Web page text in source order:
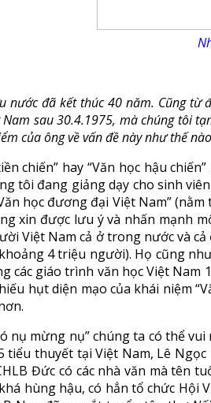
nước đã kết thúc 40 năm. Cũng
sau 30.4.1975, mà chúng tôi
của ông về vấn đề này như thế
chiến” hay “Văn học hậu
tôi đang giảng dạy cho sinh
học đương đại Việt Nam”
xin được lưu ý và nhấn mạnh
Việt Nam cả ở trong nước và
4 triệu người). Họ cũng
các giáo trình văn học Việt
hụt diện mạo của khái niệm
nụ mừng nụ” chúng ta có thể
thuyết tại Việt Nam, Lê
Đức có các nhà văn mà tên
hùng hậu, có hẳn tổ chức